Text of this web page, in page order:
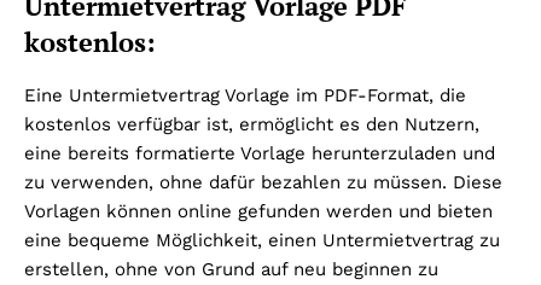
kostenlos:
Eine Untermietvertrag Vorlage im PDF-Format, die
kostenlos verfügbar ist, ermöglicht es den Nutzern,
eine bereits formatierte Vorlage herunterzuladen und
zu verwenden, ohne dafür bezahlen zu müssen. Diese
Vorlagen können online gefunden werden und bieten
eine bequeme Möglichkeit, einen Untermietvertrag zu
erstellen, ohne von Grund auf neu beginnen zu